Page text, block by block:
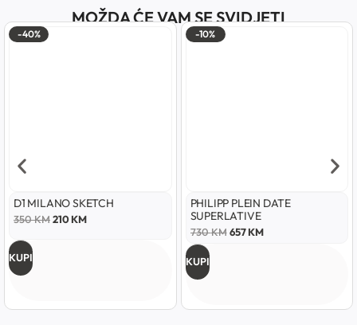
MOŽDA ĆE VAM SE SVIDJETI
-40%
D1 MILANO SKETCH
350KM210KM
KUPI
-10%
PHILIPP PLEIN DATE
SUPERLATIVE
730KM 657KM
KUPI